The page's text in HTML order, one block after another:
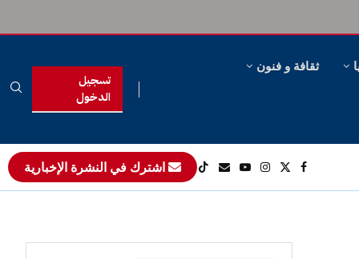
ثقافة و فنون
تسجيل
الدخول
اشترك في النشرة الإخبارية